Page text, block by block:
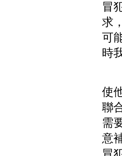
冒
求
可
時
使
聯
需
意